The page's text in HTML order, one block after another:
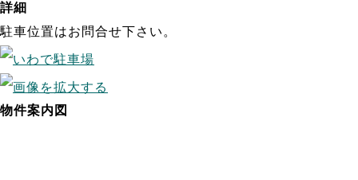
詳細
駐車位置はお問合せ下さい。
物件案内図